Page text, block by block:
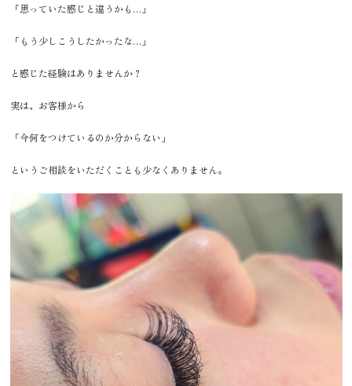
「思っていた感じと違うかも…」
「もう少しこうしたかったな…」
と感じた経験はありませんか？
実は、お客様から
「今何をつけているのか分からない」
というご相談をいただくことも少なくありません。